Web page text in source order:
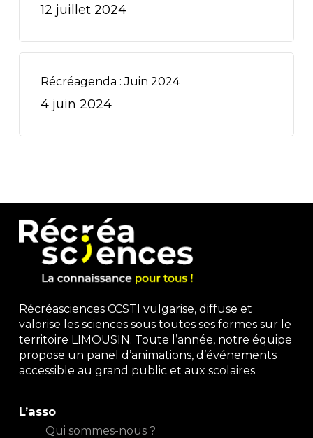
12 juillet 2024
Récréagenda : Juin 2024
4 juin 2024
Récréasciences CCSTI vulgarise, diffuse et
valorise les sciences sous toutes ses formes sur le
territoire LIMOUSIN. Toute l’année, notre équipe
propose un panel d’animations, d’événements
accessible au grand public et aux scolaires.
L’asso
Qui sommes-nous ?